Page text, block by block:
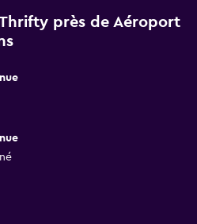
près de Aéroport